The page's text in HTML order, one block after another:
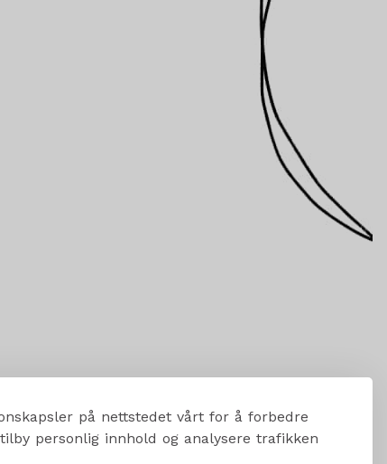
på nettstedet vårt for å forbedre
personlig innhold og analysere trafikken